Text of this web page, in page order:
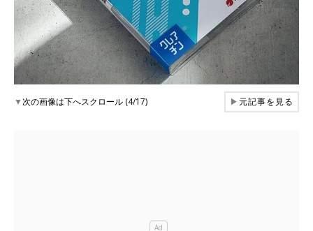
▼次の画像は下へスクロール (4/17) ▶元記事を見る